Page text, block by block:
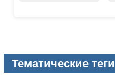
Тематические теги